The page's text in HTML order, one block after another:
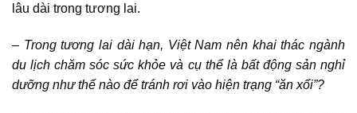
lâu dài trong tương lai.
– Trong tương lai dài hạn, Việt Nam nên khai thác ngành
du lịch chăm sóc sức khỏe và cụ thể là bất động sản nghỉ
dưỡng như thế nào để tránh rơi vào hiện trạng “ăn xổi”?